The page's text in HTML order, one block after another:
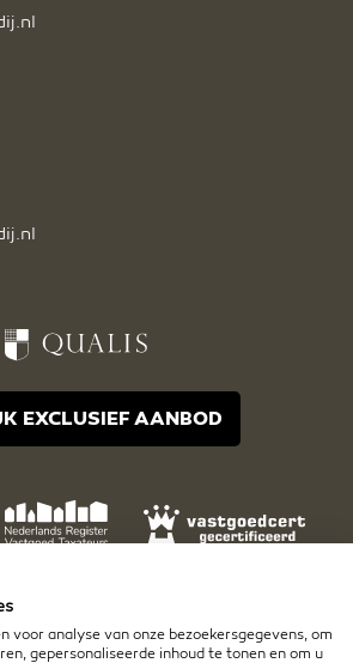
EXCLUSIEF AANBOD
voor analyse van onze bezoekersgegevens, om
gepersonaliseerde inhoud te tonen en om u